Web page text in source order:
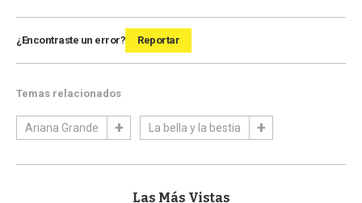
¿Encontraste un error? Reportar
Temas relacionados
Ariana Grande La bella y la bestia
Las Más Vistas